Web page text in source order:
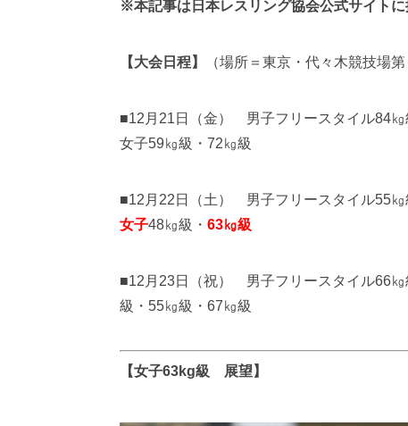
※本記事は日本レスリング協会公式サイトに
【大会日程】 （場所＝東京・代々木競技場第
■12月21日（金） 男子フリースタイル84㎏
女子59㎏級・72㎏級
■12月22日（土） 男子フリースタイル55㎏
女子48㎏級・63㎏級
■12月23日（祝） 男子フリースタイル66㎏
級・55㎏級・67㎏級
【女子63kg級 展望】